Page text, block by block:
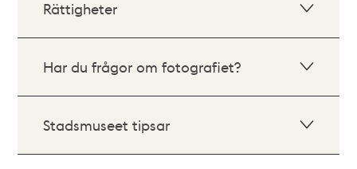
Rättigheter
Har du frågor om fotografiet?
Stadsmuseet tipsar